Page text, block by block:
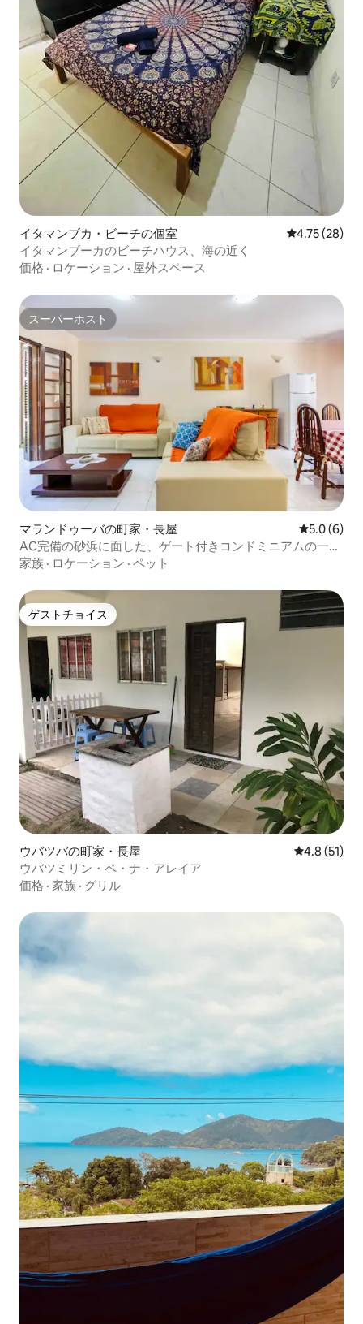
イタマンブカ・ビーチの個室 レビュー28
4.75 (28)
イタマンブーカのビーチハウス、海の近く
価格 · ロケーション · 屋外スペース
スーパーホスト
スーパーホスト
マランドゥーバの町家・長屋 レビュー6
5.0 (6)
AC完備の砂浜に面した、ゲート付きコンドミニアムの一戸
建て
家族 · ロケーション · ペット
ゲストチョイス
ゲストチョイス
ウバツバの町家・長屋 レビュー51
4.8 (51)
ウバツミリン・ペ・ナ・アレイア
価格 · 家族 · グリル